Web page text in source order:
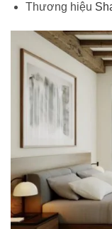
Thương hiệu